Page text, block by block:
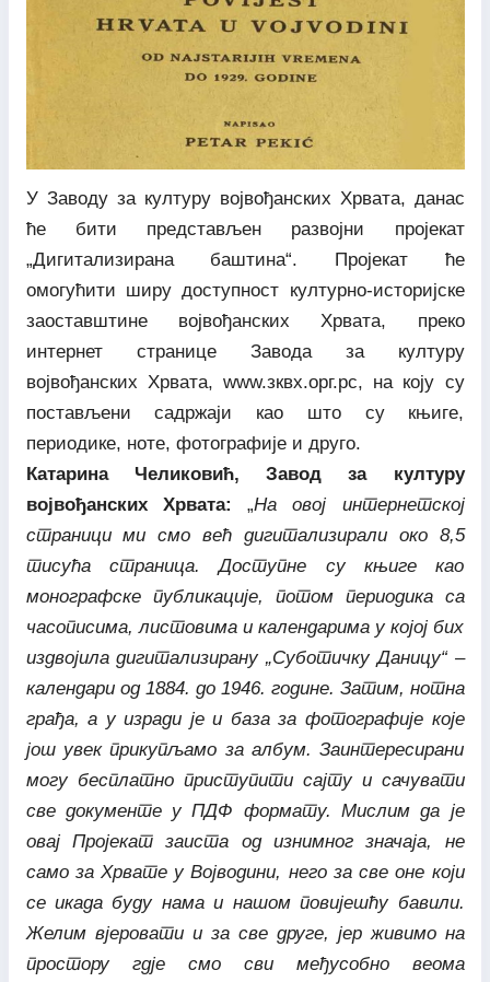
У Заводу за културу војвођанских Хрвата, данас
ће бити представљен развојни пројекат
„Дигитализирана баштина“. Пројекат ће
омогућити ширу доступност културно-историјске
заоставштине војвођанских Хрвата, преко
интернет странице Завода за културу
војвођанских Хрвата, www.зквх.орг.рс, на коју су
постављени садржаји као што су књиге,
периодике, ноте, фотографије и друго.
Катарина Челиковић, Завод за културу
војвођанских Хрвата: „На овој интернетској
страници ми смо већ дигитализирали око 8,5
тисућа страница. Доступне су књиге као
монографске публикације, потом периодика са
часописима, листовима и календарима у којој бих
издвојила дигитализирану „Суботичку Даницу“ –
календари од 1884. до 1946. године. Затим, нотна
грађа, а у изради је и база за фотографије које
још увек прикупљамо за албум. Заинтересирани
могу бесплатно приступити сајту и сачувати
све документе у ПДФ формату. Мислим да је
овај Пројекат заиста од изнимног значаја, не
само за Хрвате у Војводини, него за све оне који
се икада буду нама и нашом повијешћу бавили.
Желим вјеровати и за све друге, јер живимо на
простору гдје смо сви међусобно веома